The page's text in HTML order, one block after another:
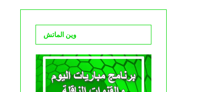
وين الماتش